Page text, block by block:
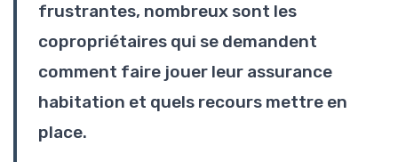
frustrantes, nombreux sont les
copropriétaires qui se demandent
comment faire jouer leur assurance
habitation et quels recours mettre en
place.